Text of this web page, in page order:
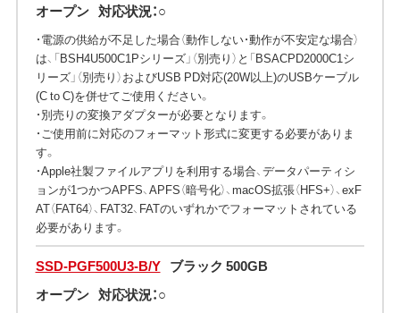
オープン 対応状況：○
・電源の供給が不足した場合（動作しない・動作が不安定な場合）
は、「BSH4U500C1Pシリーズ」（別売り）と「BSACPD2000C1シ
リーズ」（別売り）およびUSB PD対応(20W以上)のUSBケーブル
(C to C)を併せてご使用ください。
・別売りの変換アダプターが必要となります。
・ご使用前に対応のフォーマット形式に変更する必要がありま
す。
・Apple社製ファイルアプリを利用する場合、データパーティシ
ョンが1つかつAPFS、APFS（暗号化）、macOS拡張（HFS+）、exF
AT（FAT64）、FAT32、FATのいずれかでフォーマットされている
必要があります。
SSD-PGF500U3-B/Y ブラック 500GB
オープン 対応状況：○